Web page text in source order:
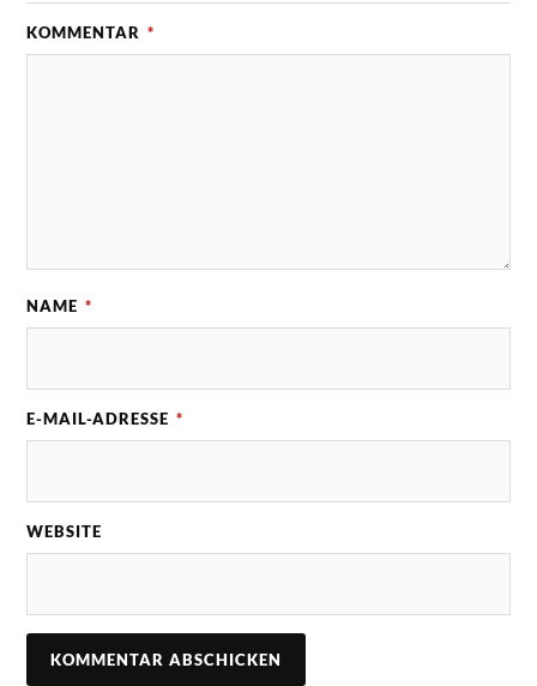
KOMMENTAR *
NAME *
E-MAIL-ADRESSE *
WEBSITE